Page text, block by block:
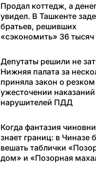
Продал коттедж, а
увидел. В Ташкенте
братьев, решивших
«сэкономить» 36
Депутаты решили не
Нижняя палата за
приняла закон о резком
ужесточении
нарушителей ПДД
Когда фантазия
знает границ: в Чиназе
вешать таблички
дом» и «Позорная